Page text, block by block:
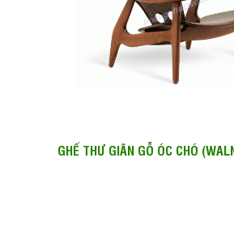
GHẾ THƯ GIÃN GỖ ÓC CHÓ